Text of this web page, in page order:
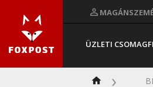
ÜZLETI